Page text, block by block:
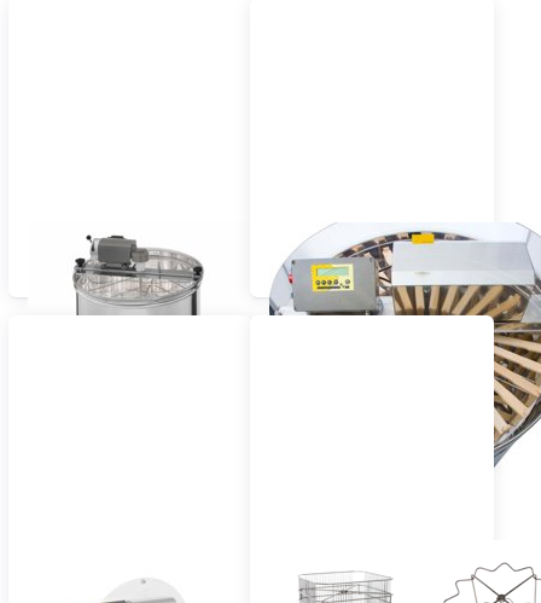
Extracteurs tangenciels
Extracteurs de miel
radiaux
retournants
Paniers d'extraction
(inox)